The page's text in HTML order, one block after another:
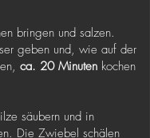
bringen und salzen.
geben und, wie auf der
ca. 20 Minuten kochen
säubern und in
Die Zwiebel schälen